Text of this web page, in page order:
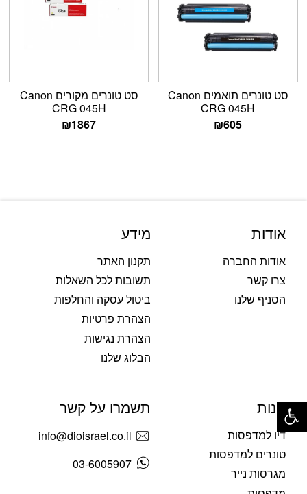
סט טונרים תואמים Canon
CRG 045H
₪605
סט טונרים מקורים Canon
CRG 045H
₪1867
אודות
אודות החברה
צרו קשר
הסניף שלנו
מידע
תקנון האתר
תשובות לכל השאלות
ביטול עסקה והחלפות
הצהרת פרטיות
הצהרת נגישות
הבלוג שלנו
חנות
דיו למדפסות
טונרים למדפסות
מגרסות נייר
תשמרו על קשר
info@dioisrael.co.il
03-6005907
פתח סרגל נגישות